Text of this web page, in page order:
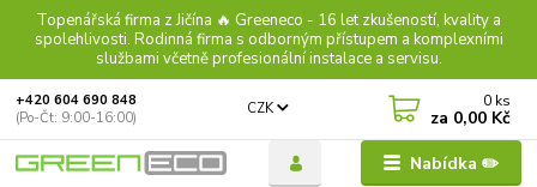
Topenářská firma z Jičína 🔥 Greeneco - 16 let zkušeností, kvality a
spolehlivosti. Rodinná firma s odborným přístupem a komplexními
službami včetně profesionální instalace a servisu.
Nabídka ✏️
CZK
+420 604 690 848
(Po-Čt: 9:00-16:00)
0 ks
za 0,00 Kč